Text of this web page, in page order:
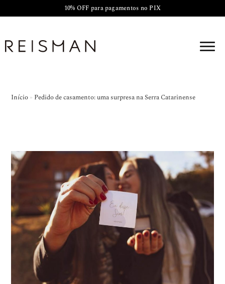
10% OFF para pagamentos no PIX
Início » Pedido de casamento: uma surpresa na Serra Catarinense